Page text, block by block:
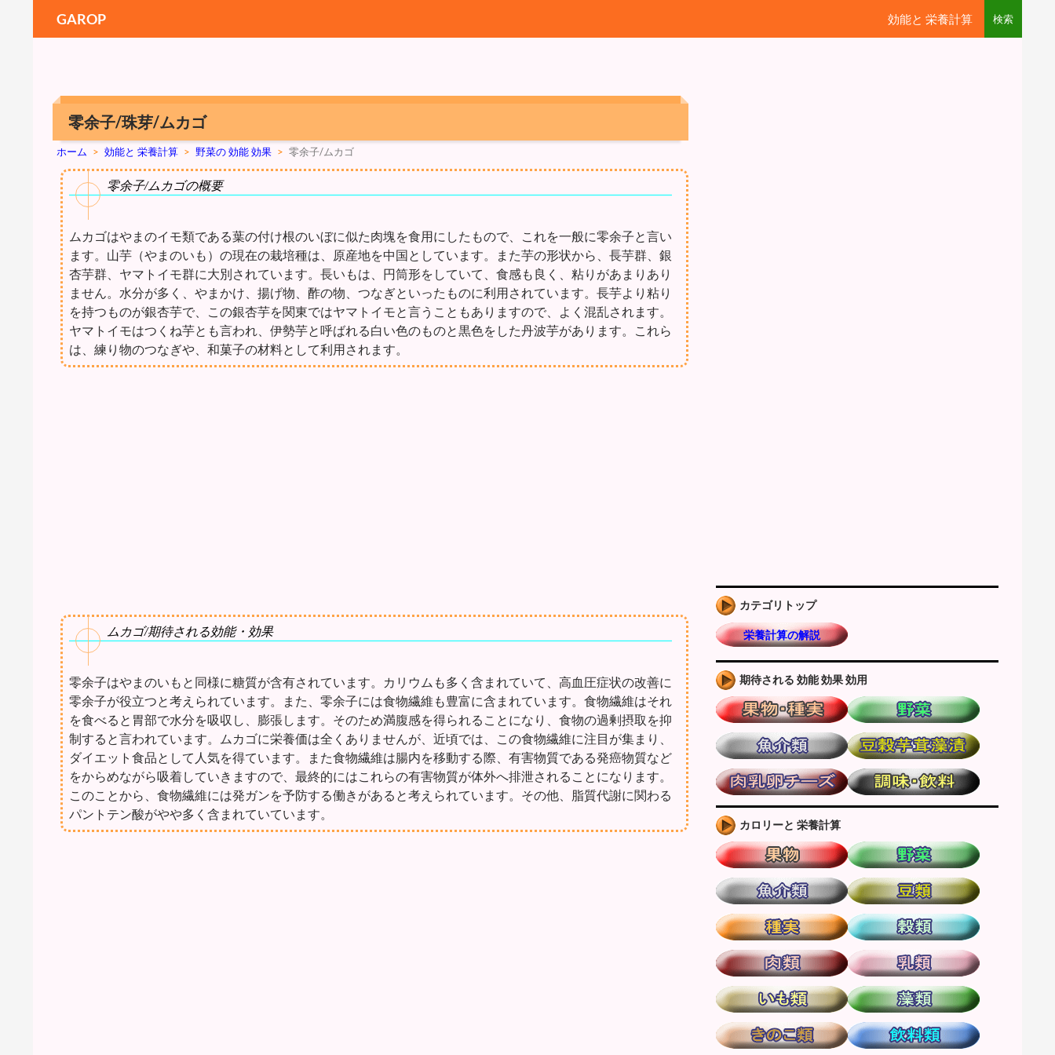
GAROP 効能と 栄養計算
零余子/珠芽/ムカゴ
ホーム > 効能と 栄養計算 > 野菜の 効能 効果 > 零余子/ムカゴ
零余子/ムカゴの概要
ムカゴはやまのイモ類である葉の付け根のいぼに似た肉塊を食用にしたもので、これを一般に零余子と言い
ます。山芋（やまのいも）の現在の栽培種は、原産地を中国としています。また芋の形状から、長芋群、銀
杏芋群、ヤマトイモ群に大別されています。長いもは、円筒形をしていて、食感も良く、粘りがあまりあり
ません。水分が多く、やまかけ、揚げ物、酢の物、つなぎといったものに利用されています。長芋より粘り
を持つものが銀杏芋で、この銀杏芋を関東ではヤマトイモと言うこともありますので、よく混乱されます。
ヤマトイモはつくね芋とも言われ、伊勢芋と呼ばれる白い色のものと黒色をした丹波芋があります。これら
は、練り物のつなぎや、和菓子の材料として利用されます。
ムカゴ/期待される効能・効果
零余子はやまのいもと同様に糖質が含有されています。カリウムも多く含まれていて、高血圧症状の改善に
零余子が役立つと考えられています。また、零余子には食物繊維も豊富に含まれています。食物繊維はそれ
を食べると胃部で水分を吸収し、膨張します。そのため満腹感を得られることになり、食物の過剰摂取を抑
制すると言われています。ムカゴに栄養価は全くありませんが、近頃では、この食物繊維に注目が集まり、
ダイエット食品として人気を得ています。また食物繊維は腸内を移動する際、有害物質である発癌物質など
をからめながら吸着していきますので、最終的にはこれらの有害物質が体外へ排泄されることになります。
このことから、食物繊維には発ガンを予防する働きがあると考えられています。その他、脂質代謝に関わる
パントテン酸がやや多く含まれていています。
カテゴリトップ
栄養計算の解説
期待される 効能 効果 効用
カロリーと 栄養計算